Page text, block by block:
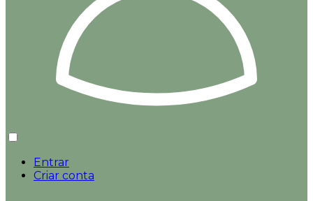
Entrar
Criar conta